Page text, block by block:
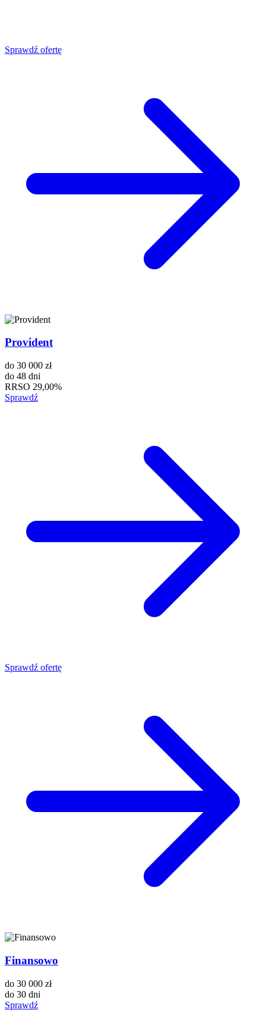
Sprawdź ofertę
Provident
do 30 000 zł
do 48 dni
RRSO 29,00%
Sprawdź
Sprawdź ofertę
Finansowo
do 30 000 zł
do 30 dni
Sprawdź